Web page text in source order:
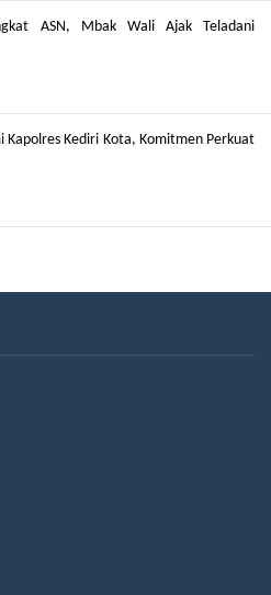
ASN, Mbak Wali Ajak Teladani
Kapolres Kediri Kota, Komitmen Perkuat